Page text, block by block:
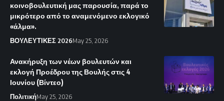
κοινοβουλευτική μας παρουσία, παρά το
μικρότερο από το αναμενόμενο εκλογικό
«άλμα».
ΒΟΥΛΕΥΤΙΚΕΣ 2026May 25, 2026
Ανακήρυξη των νέων βουλευτών και
εκλογή Προέδρου της Βουλής στις 4
Ιουνίου (Βίντεο)
ΠολιτικήMay 25, 2026